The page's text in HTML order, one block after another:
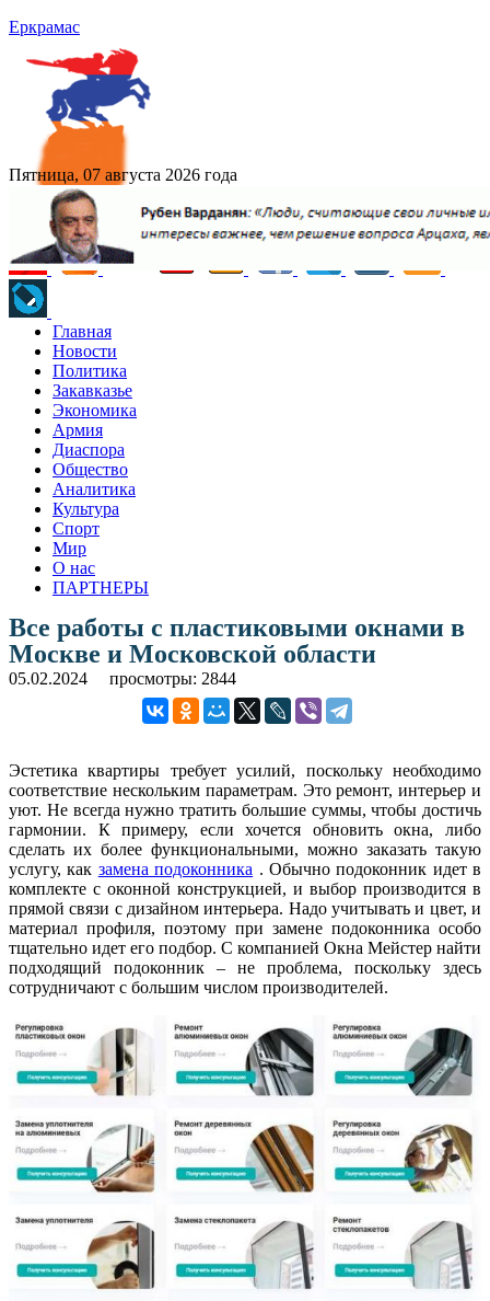
Еркрамас
Пятница, 07 августа 2026 года
Главная
Новости
Политика
Закавказье
Экономика
Армия
Диаспора
Общество
Аналитика
Культура
Спорт
Мир
О нас
ПАРТНЕРЫ
Все работы с пластиковыми окнами в
Москве и Московской области
05.02.2024 просмотры: 2844
Эстетика квартиры требует усилий, поскольку необходимо
соответствие нескольким параметрам. Это ремонт, интерьер и
уют. Не всегда нужно тратить большие суммы, чтобы достичь
гармонии. К примеру, если хочется обновить окна, либо
сделать их более функциональными, можно заказать такую
услугу, как замена подоконника . Обычно подоконник идет в
комплекте с оконной конструкцией, и выбор производится в
прямой связи с дизайном интерьера. Надо учитывать и цвет, и
материал профиля, поэтому при замене подоконника особо
тщательно идет его подбор. С компанией Окна Мейстер найти
подходящий подоконник – не проблема, поскольку здесь
сотрудничают с большим числом производителей.